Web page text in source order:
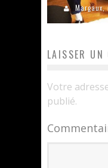
Margaux,
LAISSER UN
Votre
publié.